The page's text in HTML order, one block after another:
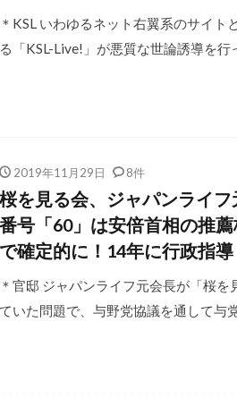
＊KSL いわゆるネット右翼系のサイト
る「KSL-Live!」が悪質な世論誘導を行
2019年11月29日 8件
桜を見る会、ジャパンライ
番号「60」は安倍首相の推
で確定的に！14年に行政指導
＊官邸 ジャパンライフ元会長が「桜を
ていた問題で、与野党協議を通して与